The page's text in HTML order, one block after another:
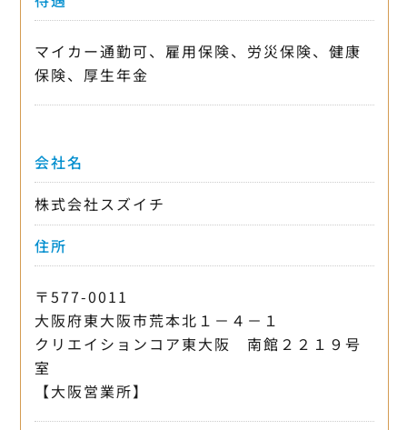
マイカー通勤可、雇用保険、労災保険、健康
保険、厚生年金
会社名
株式会社スズイチ
住所
〒577-0011
大阪府東大阪市荒本北１－４－１
クリエイションコア東大阪 南館２２１９号
室
【大阪営業所】